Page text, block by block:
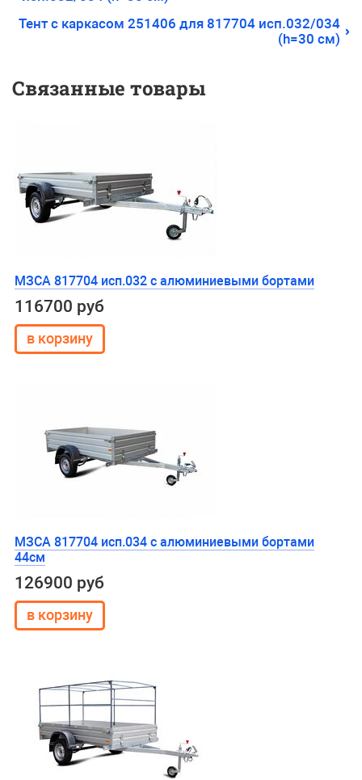
Тент c каркасом 251406 для 817704 исп.032/034
(h=30 см)
Связанные товары
МЗСА 817704 исп.032 с алюминиевыми бортами
116700 руб
МЗСА 817704 исп.034 с алюминиевыми бортами
44см
126900 руб